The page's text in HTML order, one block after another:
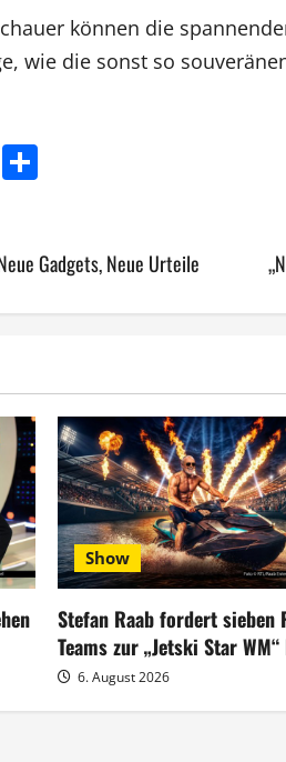
können die
wie die sonst so
Bluesky
Gadgets, Neue Urteile
Show
Stefan Raab fordert sieben
Teams zur „Jetski Star
6. August 2026